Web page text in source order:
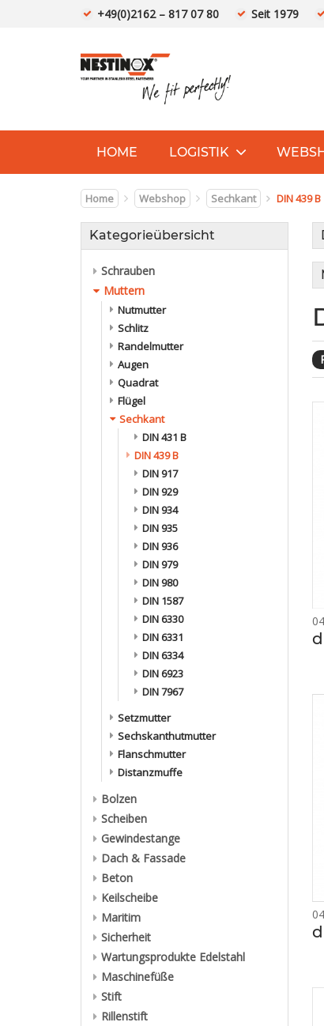
+49(0)2162 – 817 07 80 Seit 1979
HOME LOGISTIK
Home Webshop Sechkant DIN 439 B
Kategorieübersicht
Schrauben
Muttern
Nutmutter
Schlitz
Randelmutter
Augen
Quadrat
Flügel
Sechkant
DIN 431 B
DIN 439 B
DIN 917
DIN 929
DIN 934
DIN 935
DIN 936
DIN 979
DIN 980
DIN 1587
DIN 6330
DIN 6331
DIN 6334
DIN 6923
DIN 7967
Setzmutter
Sechskanthutmutter
Flanschmutter
Distanzmuffe
Bolzen
Scheiben
Gewindestange
Dach & Fassade
Beton
Keilscheibe
Maritim
Sicherheit
Wartungsprodukte Edelstahl
Maschinefüße
Stift
Rillenstift